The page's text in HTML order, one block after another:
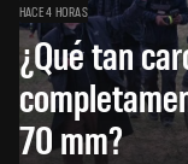
HACE 4 HORAS
¿Qué tan
70 mm?